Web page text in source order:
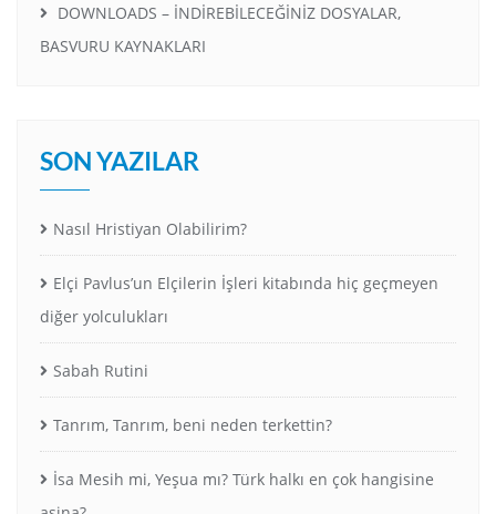
DOWNLOADS – İNDİREBİLECEĞİNİZ DOSYALAR,
BASVURU KAYNAKLARI
SON YAZILAR
Nasıl Hristiyan Olabilirim?
Elçi Pavlus’un Elçilerin İşleri kitabında hiç geçmeyen
diğer yolculukları
Sabah Rutini
Tanrım, Tanrım, beni neden terkettin?
İsa Mesih mi, Yeşua mı? Türk halkı en çok hangisine